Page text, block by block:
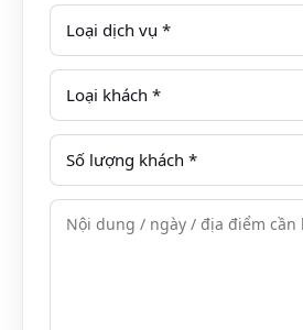
Du thuyền Era Cruises
Quả thực vậy, khi đặt chân lên
sẽ cảm nhận một không gian
hợp với những dịch vụ thượng
những du thuyền 5 sao cao cấp
Bên cạnh đó với hành trình độc
thuyền sẽ đưa đoàn đến với
hay cảnh quan hoang sơ với ngìn